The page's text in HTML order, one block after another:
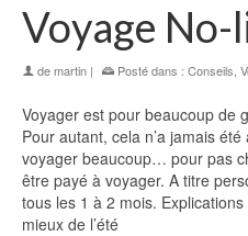
Voyage
demartin | Posté dans : Conseils
Voyager est pour beaucoup de
Pour autant, cela n’a jamais
voyager beaucoup… pour pas
être payé à voyager. A titre
tous les 1 à 2 mois.
mieux de l’été